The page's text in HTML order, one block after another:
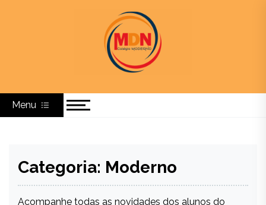
Colégio Moderno
MODERNO – Centro de Ensino, Educação e Cultura
Menu
Categoria: Moderno
Acompanhe todas as novidades dos alunos do